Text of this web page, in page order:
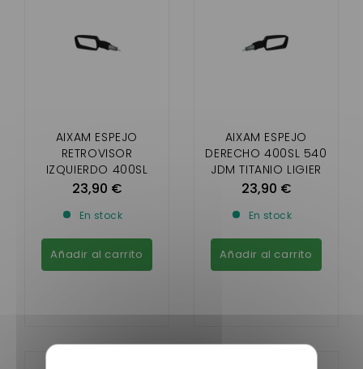
AIXAM ESPEJO
RETROVISOR
IZQUIERDO 400SL
540 JDM TITANIO
MICROCAR VIRGO
23,90 €
En stock
Añadir al carrito
AIXAM ESPEJO
DERECHO 400SL 540
JDM TITANIO LIGIER
AMBRA NOVA
23,90 €
En stock
Añadir al carrito